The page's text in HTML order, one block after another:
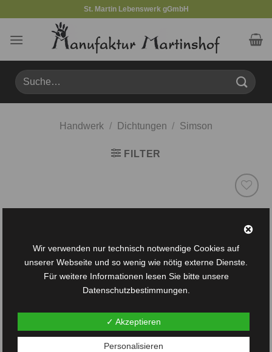
springen
St. Martin Lebenswerk gGmbH
Suche
nach:
Handwerk / Dichtungen / Simson
FILTER
Auf die
Wir verwenden nur technisch notwendige Cookies auf
unserer Webseite und so wenig wie nötig externe Dienste.
Für weitere Informationen lesen Sie bitte unsere
Datenschutzbestimmungen.
✓ Akzeptieren
Personalisieren